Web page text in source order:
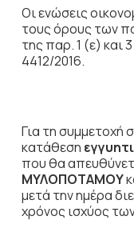
Οι ενώσεις
τους όρους των
της παρ. 1 (ε) και
4412/2016.
Για τη συμμετοχή
κατάθεση
που θα
ΜΥΛΟΠΟΤΑΜΟΥ
μετά την ημέρα
χρόνος ισχύος